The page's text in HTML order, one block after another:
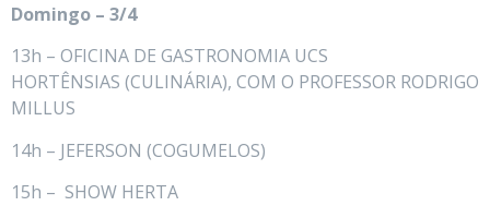
Domingo – 3/4
13h – OFICINA DE GASTRONOMIA UCS
HORTÊNSIAS (CULINÁRIA), COM O PROFESSOR RODRIGO
MILLUS
14h – JEFERSON (COGUMELOS)
15h – SHOW HERTA